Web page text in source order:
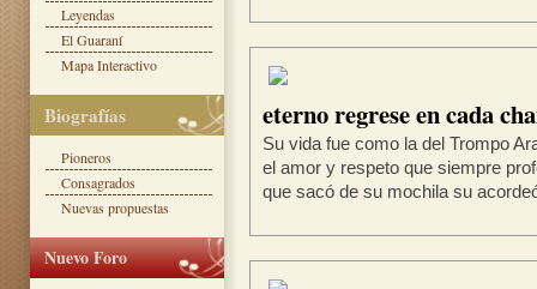
eterno regrese en cada
Su vida fue como la del Trompo
el amor y respeto que siempre
que sacó de su mochila su
Leyendas
El Guaraní
Mapa Interactivo
Biografías
Pioneros
Consagrados
Nuevas propuestas
Nuevo Foro